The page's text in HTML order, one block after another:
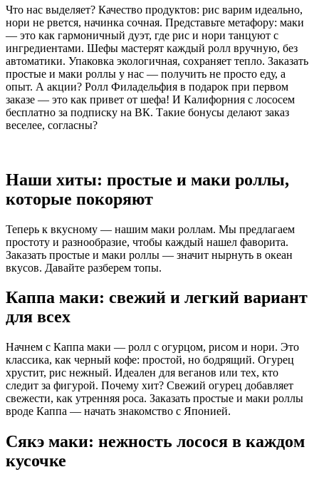
Что нас выделяет? Качество продуктов: рис варим идеально,
нори не рвется, начинка сочная. Представьте метафору: маки
— это как гармоничный дуэт, где рис и нори танцуют с
ингредиентами. Шефы мастерят каждый ролл вручную, без
автоматики. Упаковка экологичная, сохраняет тепло. Заказать
простые и маки роллы у нас — получить не просто еду, а
опыт. А акции? Ролл Филадельфия в подарок при первом
заказе — это как привет от шефа! И Калифорния с лососем
бесплатно за подписку на ВК. Такие бонусы делают заказ
веселее, согласны?
Наши хиты: простые и маки роллы,
которые покоряют
Теперь к вкусному — нашим маки роллам. Мы предлагаем
простоту и разнообразие, чтобы каждый нашел фаворита.
Заказать простые и маки роллы — значит нырнуть в океан
вкусов. Давайте разберем топы.
Каппа маки: свежий и легкий вариант
для всех
Начнем с Каппа маки — ролл с огурцом, рисом и нори. Это
классика, как черный кофе: простой, но бодрящий. Огурец
хрустит, рис нежный. Идеален для веганов или тех, кто
следит за фигурой. Почему хит? Свежий огурец добавляет
свежести, как утренняя роса. Заказать простые и маки роллы
вроде Каппа — начать знакомство с Японией.
Сякэ маки: нежность лосося в каждом
кусочке